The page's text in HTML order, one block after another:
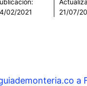
02/2021
21/07/
a